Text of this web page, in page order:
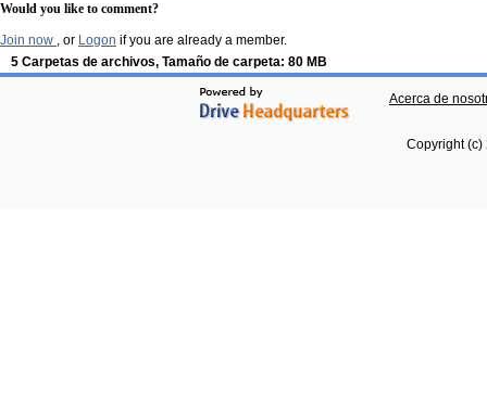
Would you like to comment?
Join now , or Logon if you are already a member.
5 Carpetas de archivos, Tamaño de carpeta: 80 MB
Acerca de
Copyright